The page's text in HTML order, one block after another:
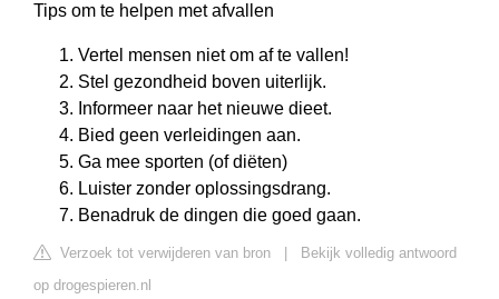
Tips om te helpen met afvallen
Vertel mensen niet om af te vallen!
Stel gezondheid boven uiterlijk.
Informeer naar het nieuwe dieet.
Bied geen verleidingen aan.
Ga mee sporten (of diëten)
Luister zonder oplossingsdrang.
Benadruk de dingen die goed gaan.
Verzoek tot verwijderen van bron
Bekijk volledig antwoord
op drogespieren.nl